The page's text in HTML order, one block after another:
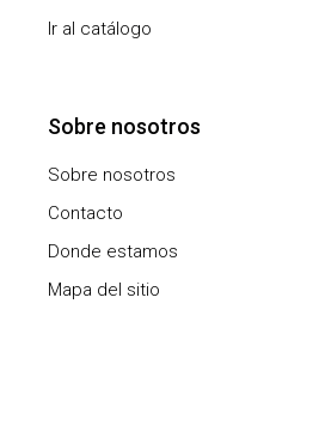
Ir al catálogo
Sobre nosotros
Sobre nosotros
Contacto
Donde estamos
Mapa del sitio